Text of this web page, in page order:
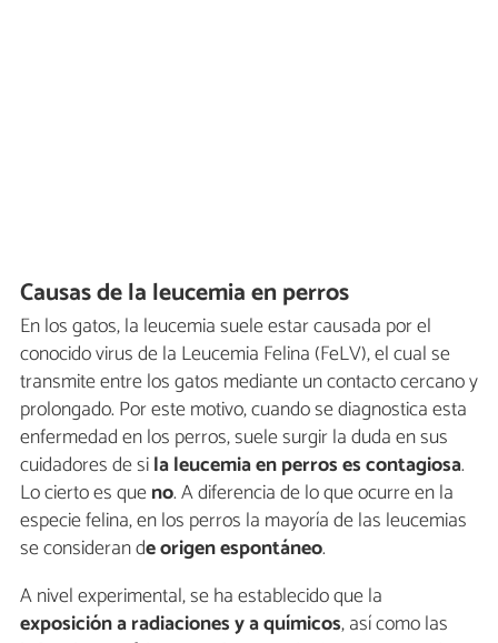
Causas de la leucemia en perros
En los gatos, la leucemia suele estar causada por el
conocido virus de la Leucemia Felina (FeLV), el cual se
transmite entre los gatos mediante un contacto cercano y
prolongado. Por este motivo, cuando se diagnostica esta
enfermedad en los perros, suele surgir la duda en sus
cuidadores de sila leucemia en perros es contagiosa.
Lo cierto es queno. A diferencia de lo que ocurre en la
especie felina, en los perros la mayoría de las leucemias
se consideran de origen espontáneo.
A nivel experimental, se ha establecido que la
exposición a radiaciones y a químicos, así como las